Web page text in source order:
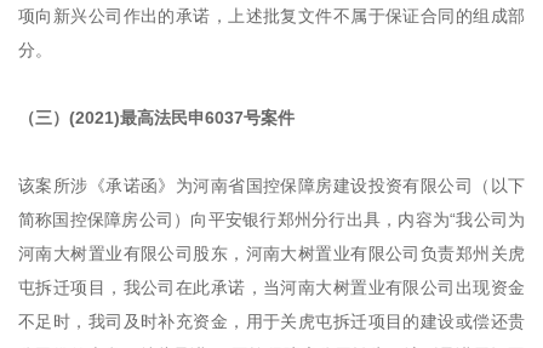
项向新兴公司作出的承诺，上述批复文件不属于保证合同的组成部
分。
（三）(2021)最高法民申6037号案件
该案所涉《承诺函》为河南省国控保障房建设投资有限公司（以下
简称国控保障房公司）向平安银行郑州分行出具，内容为“我公司为
河南大树置业有限公司股东，河南大树置业有限公司负责郑州关虎
屯拆迁项目，我公司在此承诺，当河南大树置业有限公司出现资金
不足时，我司及时补充资金，用于关虎屯拆迁项目的建设或偿还贵